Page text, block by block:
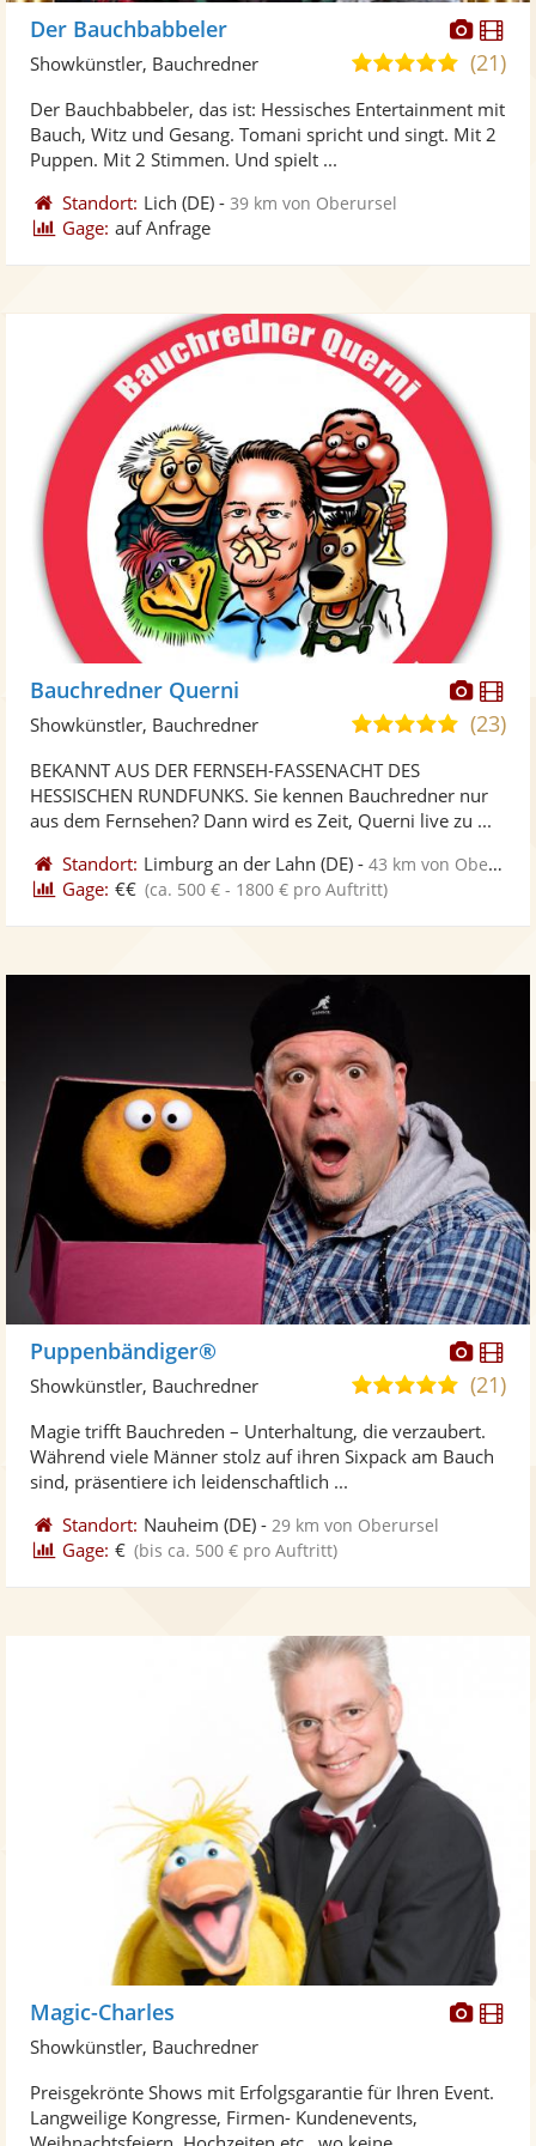
Fotos
Der Bauchbabbeler
4,9
5
(21)
Showkünstler, Bauchredner
Der Bauchbabbeler, das ist: Hessisches Entertainment mit
Bauch, Witz und Gesang. Tomani spricht und singt. Mit 2
Puppen. Mit 2 Stimmen. Und spielt ...
Standort: Lich (DE) -39 km von Oberursel
Gage: auf Anfrage
Bauchredner Querni
4,9
Sternen
(23)
Showkünstler, Bauchredner
BEKANNT AUS DER FERNSEH-FASSENACHT DES
HESSISCHEN RUNDFUNKS. Sie kennen Bauchredner nur
aus dem Fernsehen? Dann wird es Zeit, Querni live zu ...
Standort: Limburg an der Lahn (DE) -43 km von Oberursel
Gage: €€ (ca. 500 € - 1800 € pro Auftritt)
Fotos
Puppenbändiger®
4,9
5
(21)
Showkünstler, Bauchredner
Magie trifft Bauchreden – Unterhaltung, die verzaubert.
Während viele Männer stolz auf ihren Sixpack am Bauch
sind, präsentiere ich leidenschaftlich ...
Standort: Nauheim (DE) - 29 km von Oberursel
Gage: € (bis ca. 500 € pro Auftritt)
Fotos
Magic-Charles
Showkünstler, Bauchredner
Preisgekrönte Shows mit Erfolgsgarantie für Ihren Event.
Langweilige Kongresse, Firmen- Kundenevents,